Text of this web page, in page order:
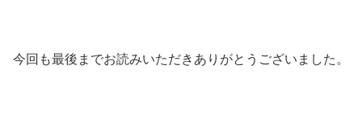
今回も最後までお読みいただきありがとうございました。